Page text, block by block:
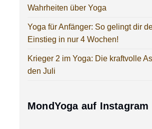
Wahrheiten über Yoga
Yoga für Anfänger: So gelingt dir
Einstieg in nur 4 Wochen!
Krieger 2 im Yoga: Die kraftvolle
den Juli
MondYoga auf Instagram